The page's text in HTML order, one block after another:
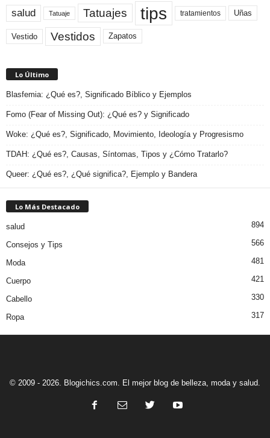
salud Tatuaje Tatuajes tips tratamientos Uñas
Vestido Vestidos Zapatos
Lo Último
Blasfemia: ¿Qué es?, Significado Bíblico y Ejemplos
Fomo (Fear of Missing Out): ¿Qué es? y Significado
Woke: ¿Qué es?, Significado, Movimiento, Ideología y Progresismo
TDAH: ¿Qué es?, Causas, Síntomas, Tipos y ¿Cómo Tratarlo?
Queer: ¿Qué es?, ¿Qué significa?, Ejemplo y Bandera
Lo Más Destacado
salud 894
Consejos y Tips 566
Moda 481
Cuerpo 421
Cabello 330
Ropa 317
© 2009 - 2026. Blogichics.com. El mejor blog de belleza, moda y salud.